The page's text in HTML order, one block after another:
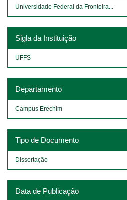
Universidade Federal da Fronteira...
Sigla da Instituição
UFFS
Departamento
Campus Erechim
Tipo de Documento
Dissertação
Data de Publicação